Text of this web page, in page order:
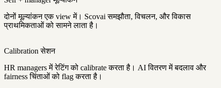
दोनों मूल्यांकन एक view में। Scovai समझौता, विचलन, और विकास
प्राथमिकताओं को सामने लाता है।
Calibration सेशन
HR managers में रेटिंग को calibrate करता है। AI वितरण में बदलाव और
fairness चिंताओं को flag करता है।